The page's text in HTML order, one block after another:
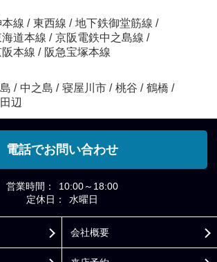
本線 / 東西線 / 地下鉄御堂筋線 /
海道本線 / 京阪電鉄中之島線 /
本線 / 阪急宝塚本線
/ 中之島 / 寝屋川市 / 桃谷 / 鶴橋 /
辺
電話でお問い合わせ
営業時間：
10:00～18:00
定休日：
水曜日
会社概要